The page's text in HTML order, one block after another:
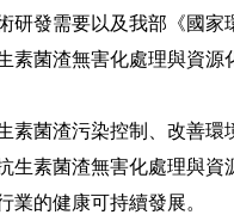
研發需要以及我部《國家
素菌渣無害化處理與資源
菌渣污染控制、改善環
生素菌渣無害化處理與資
的健康可持續發展。